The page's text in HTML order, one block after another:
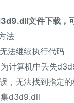
文件下载，
法
继续执行代码
算机中丢失
无法找到指定的
d3d9.dll